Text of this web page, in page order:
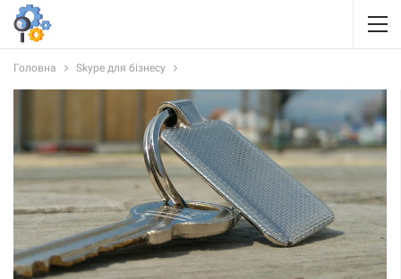
Головна Skype для бізнесу